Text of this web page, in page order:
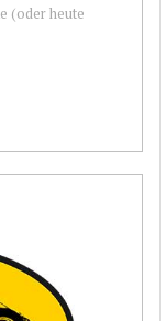
(oder heute